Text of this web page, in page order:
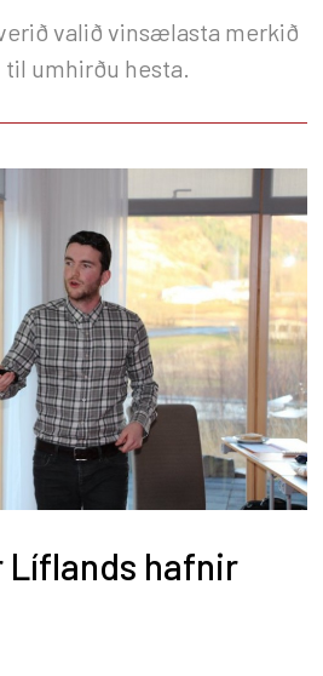
valið vinsælasta merkið
til umhirðu hesta.
hafnir